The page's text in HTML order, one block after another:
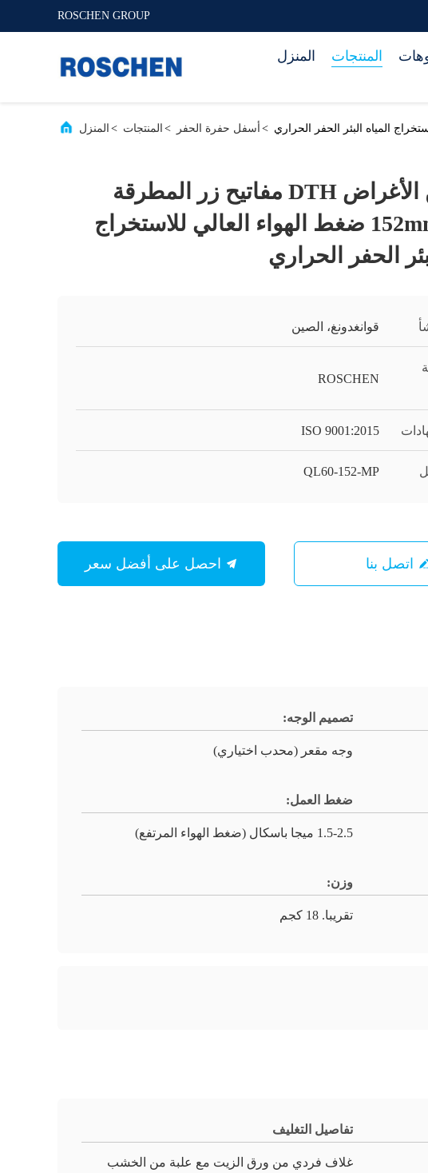
ROSCHEN GROUP
المنزل المنتجات
المنزل > المنتجات > أسفل حفرة الحفر >
مزيد من الأغراض DTH مفاتيح زر المطرقة
152mm QL60 ضغط الهواء العالي للاستخراج
الحفر الحراري
قوانغدونغ، الصين
ROSCHEN
ISO 9001:2015
QL60-152-MP
تصميم الوجه:
وجه مقعر (محدب اختياري)
ضغط العمل:
1.5-2.5 ميجا باسكال (ضغط الهواء المرتفع)
وزن:
تقريبا. 18 كجم
تفاصيل التغليف
غلاف فردي من ورق الزيت مع علبة من الخشب